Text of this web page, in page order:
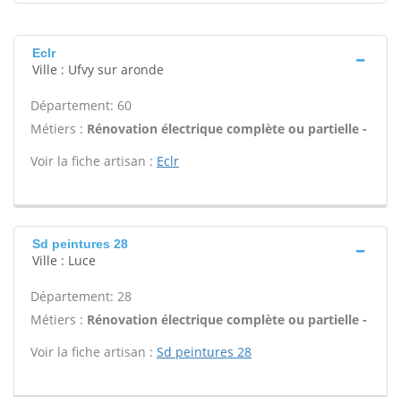
Eclr
Ville : Ufvy sur aronde
Département: 60
Métiers : Rénovation électrique complète ou partielle -
Voir la fiche artisan : Eclr
Sd peintures 28
Ville : Luce
Département: 28
Métiers : Rénovation électrique complète ou partielle -
Voir la fiche artisan : Sd peintures 28